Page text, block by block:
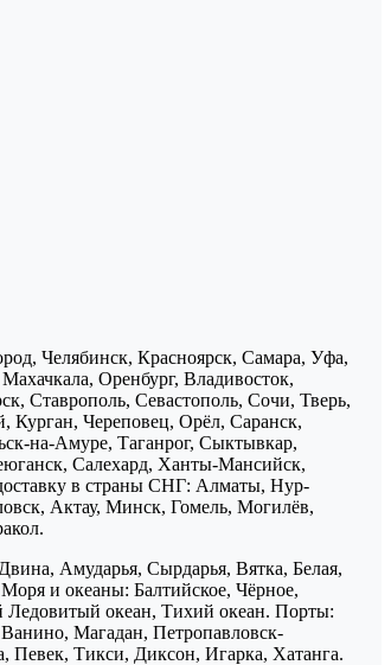
Челябинск, Красноярск, Самара, Уфа,
Оренбург, Владивосток,
Ставрополь, Севастополь, Сочи, Тверь,
Череповец, Орёл, Саранск,
на-Амуре, Таганрог, Сыктывкар,
Салехард, Ханты-Мансийск,
в страны СНГ: Алматы, Нур-
Актау, Минск, Гомель, Могилёв,
Амударья, Сырдарья, Вятка, Белая,
и океаны: Балтийское, Чёрное,
Ледовитый океан, Тихий океан. Порты:
Магадан, Петропавловск-
Певек, Тикси, Диксон, Игарка, Хатанга.